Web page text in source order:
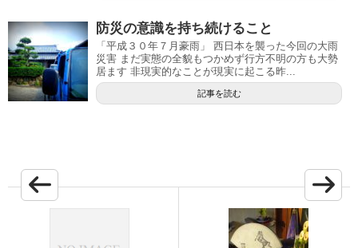
防災の意識を持ち続けること
「平成３０年７月豪雨」 西日本を襲った今回の大雨
災害 まだ実態の全貌もつかめず行方不明の方も大勢
居ます 非現実的なことが現実に起こる昨...
記事を読む